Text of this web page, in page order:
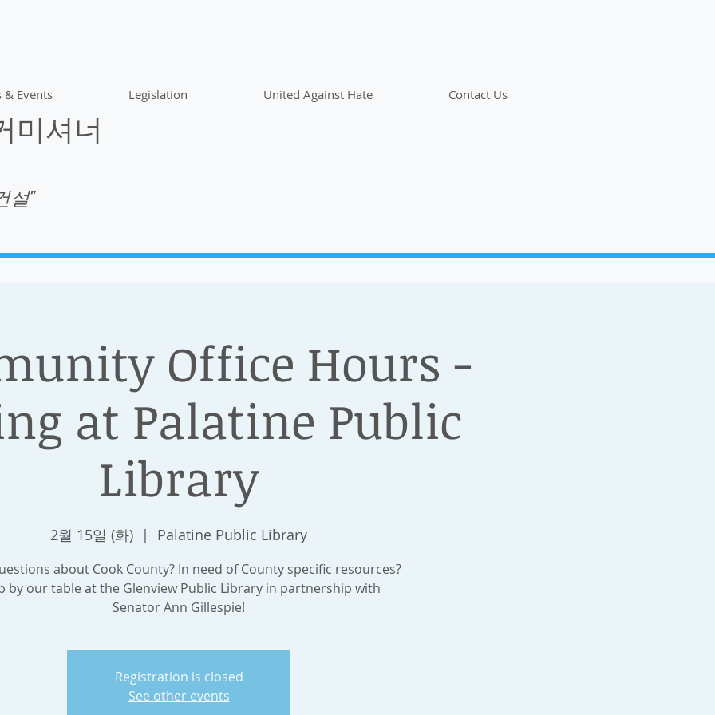
& Events Legislation United Against Hate Contact Us
미셔너
설"
Office Hours -
at Palatine Public
Library
2월 15일 (화)
  |
Palatine Public Library
about Cook County? In need of County specific resources?
by our table at the Glenview Public Library in partnership with
Senator Ann Gillespie!
Registration is closed
See other events